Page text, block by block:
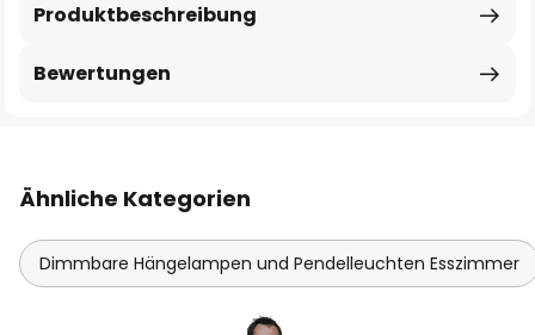
Produktbeschreibung
Bewertungen
Ähnliche Kategorien
Dimmbare Hängelampen und Pendelleuchten Esszimmer